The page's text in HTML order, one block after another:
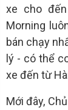
xe cho
Morning
bán chạy
lý - có thể
xe đến từ
Mới đây,